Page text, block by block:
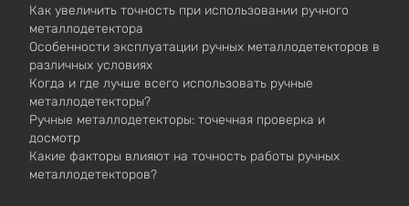
Как увеличить точность при использовании ручного
металлодетектора
Особенности эксплуатации ручных металлодетекторов в
различных условиях
Когда и где лучше всего использовать ручные
металлодетекторы?
Ручные металлодетекторы: точечная проверка и
досмотр
Какие факторы влияют на точность работы ручных
металлодетекторов?